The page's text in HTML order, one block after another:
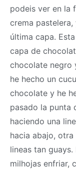
podeis ver en la
crema
última capa.
capa de
chocolate negro
he hecho un
chocolate y he
pasado la punta
haciendo una
hacia abajo,
lineas tan
milhojas enfriar,